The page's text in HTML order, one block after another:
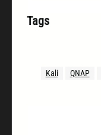
Tags
Kali QNAP